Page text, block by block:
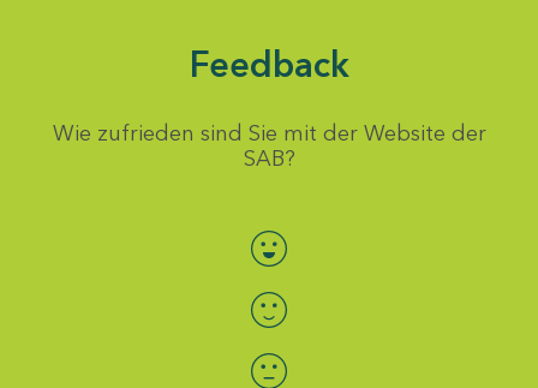
Feedback
Wie zufrieden sind Sie mit der Website der
SAB?
Bewertung auswählen